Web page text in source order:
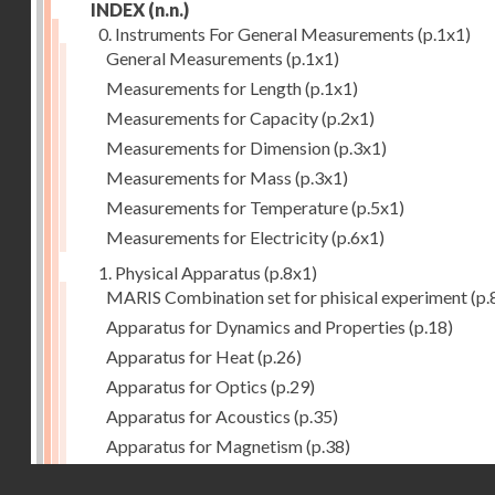
INDEX (n.n.)
0. Instruments For General Measurements (p.1x1)
General Measurements (p.1x1)
Measurements for Length(p.1x1)
Measurements for Capacity(p.2x1)
Measurements for Dimension(p.3x1)
Measurements for Mass (p.3x1)
Measurements for Temperature(p.5x1)
Measurements for Electricity(p.6x1)
1. Physical Apparatus (p.8x1)
MARIS Combination set for phisical experiment
Apparatus for Dynamics and Properties (p.18)
Apparatus for Heat(p.26)
Apparatus for Optics (p.29)
Apparatus for Acoustics (p.35)
Apparatus for Magnetism(p.38)